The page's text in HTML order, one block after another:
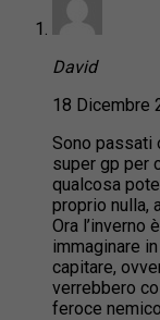
David
18 Dicembre
Sono passati
super gp per
qualcosa
proprio nulla,
Ora l’inverno
immaginare
capitare,
verrebbero
feroce